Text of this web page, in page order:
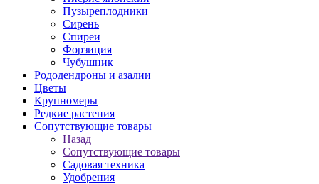
Пузыреплодники
Сирень
Спиреи
Форзиция
Чубушник
Рододендроны и азалии
Цветы
Крупномеры
Редкие растения
Сопутствующие товары
Назад
Сопутствующие товары
Садовая техника
Удобрения